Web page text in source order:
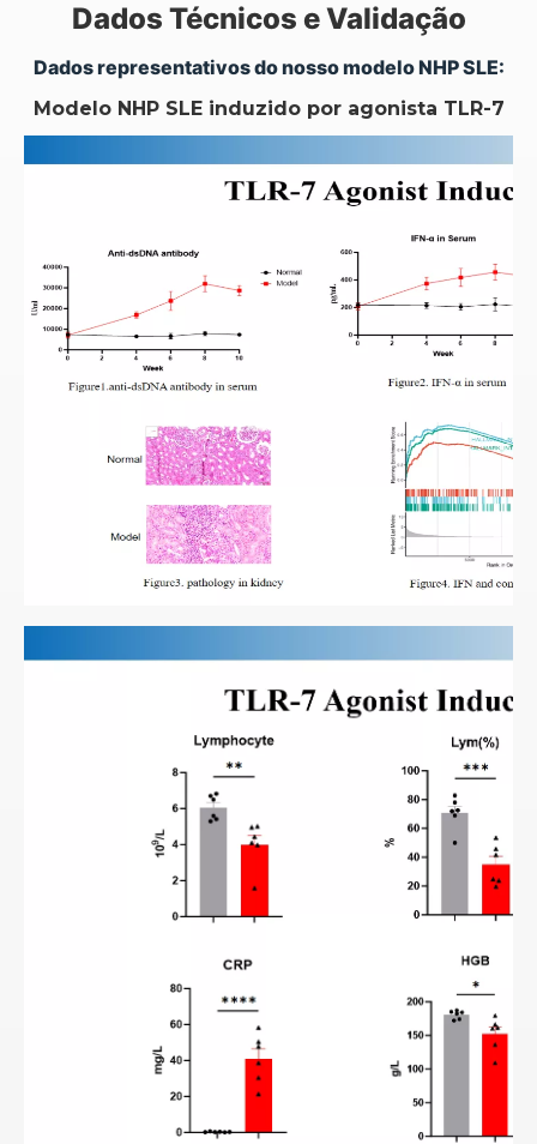
Dados Técnicos e Validação
Dados representativos do nosso modelo NHP SLE:
Modelo NHP SLE induzido por agonista TLR-7